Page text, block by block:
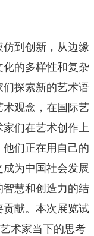
到创新，从边缘
的多样性和复杂
探索新的艺术语
观念，在国际艺
们在艺术创作上
们正在用自己的
为中国社会发展
慧和创造力的结
献。本次展览试
术家当下的思考